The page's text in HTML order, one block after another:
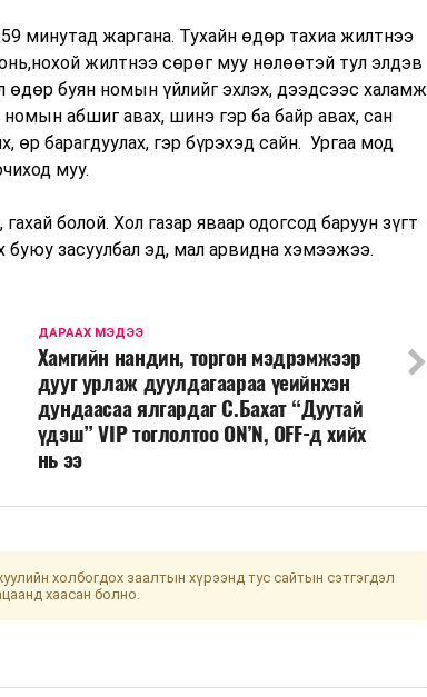
минутад жаргана. Тухайн өдөр тахиа жилтнээ
жилтнээ сөрөг муу нөлөөтэй тул элдэв
өдөр буян номын үйлийг эхлэх, дээдсээс халамж
абшиг авах, шинэ гэр ба байр авах, сан
өр барагдуулах, гэр бүрэхэд сайн. Ургаа мод
муу.
болой. Хол газар яваар одогсод баруун зүгт
буюу засуулбал эд, мал арвидна хэмээжээ.
ДАРААХ МЭДЭЭ
Хамгийн нандин, торгон мэдрэмжээр
дууг урлаж дуулдагаараа үеийнхэн
дундаасаа ялгардаг С.Бахат “Дуутай
үдэш” VIP тоглолтоо ON’N, OFF-д хийх
нь ээ
холбогдох заалтын хүрээнд тус сайтын сэтгэгдэл
хаасан болно.